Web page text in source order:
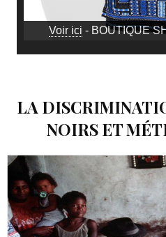
Voir ici - BOUTIQUE
LA
NOIRS ET